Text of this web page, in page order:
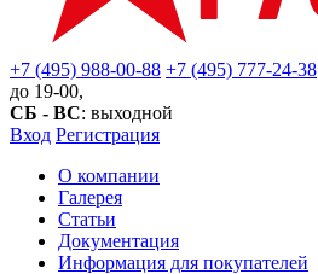
+7 (495) 988-00-88 +7 (495) 777-24-38
до 19-00,
СБ - ВС: выходной
Вход Регистрация
О компании
Галерея
Статьи
Документация
Информация для покупателей